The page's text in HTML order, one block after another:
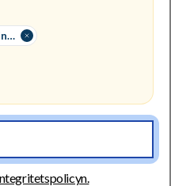
Försvar, säkerhet & räddningstjänst
(Business
– BISO)
län, Stockholms län
där det verkligen spelar
energiförsörjningen?
med nära samverkan i
kompetens gör konkret
2026-08-14